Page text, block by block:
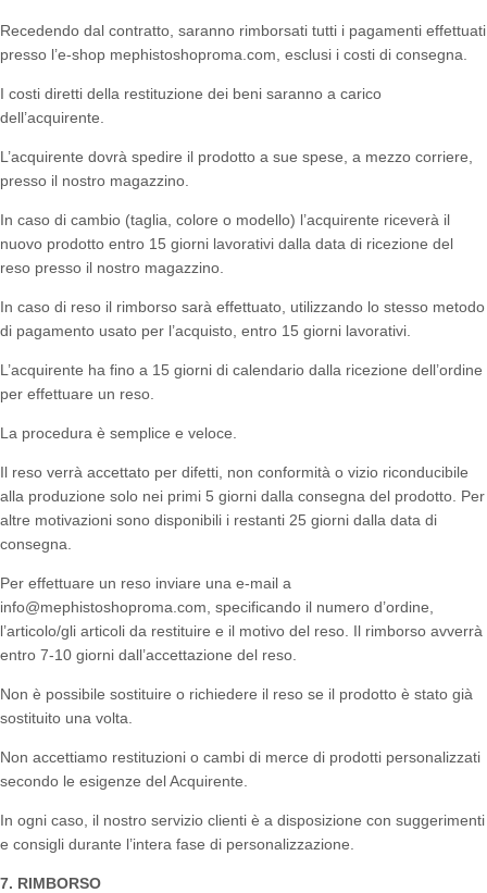
Recedendo dal contratto, saranno rimborsati tutti i pagamenti effettuati
presso l’e-shop mephistoshoproma.com, esclusi i costi di consegna.
I costi diretti della restituzione dei beni saranno a carico
dell’acquirente.
L’acquirente dovrà spedire il prodotto a sue spese, a mezzo corriere,
presso il nostro magazzino.
In caso di cambio (taglia, colore o modello) l’acquirente riceverà il
nuovo prodotto entro 15 giorni lavorativi dalla data di ricezione del
reso presso il nostro magazzino.
In caso di reso il rimborso sarà effettuato, utilizzando lo stesso metodo
di pagamento usato per l’acquisto, entro 15 giorni lavorativi.
L’acquirente ha fino a 15 giorni di calendario dalla ricezione dell’ordine
per effettuare un reso.
La procedura è semplice e veloce.
Il reso verrà accettato per difetti, non conformità o vizio riconducibile
alla produzione solo nei primi 5 giorni dalla consegna del prodotto. Per
altre motivazioni sono disponibili i restanti 25 giorni dalla data di
consegna.
Per effettuare un reso inviare una e-mail a
info@mephistoshoproma.com, specificando il numero d’ordine,
l’articolo/gli articoli da restituire e il motivo del reso. Il rimborso avverrà
entro 7-10 giorni dall’accettazione del reso.
Non è possibile sostituire o richiedere il reso se il prodotto è stato già
sostituito una volta.
Non accettiamo restituzioni o cambi di merce di prodotti personalizzati
secondo le esigenze del Acquirente.
In ogni caso, il nostro servizio clienti è a disposizione con suggerimenti
e consigli durante l’intera fase di personalizzazione.
7. RIMBORSO